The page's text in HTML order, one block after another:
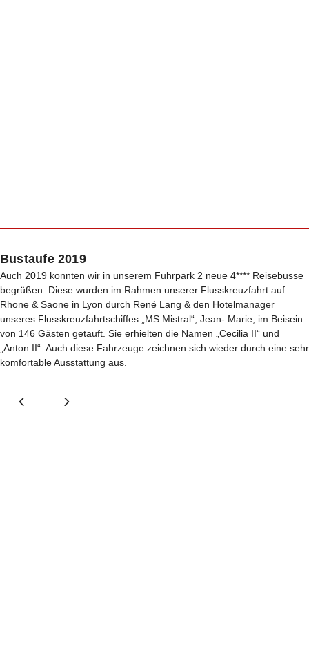
Bustaufe 2019
Auch 2019 konnten wir in unserem Fuhrpark 2 neue 4**** Reisebusse
begrüßen. Diese wurden im Rahmen unserer Flusskreuzfahrt auf
Rhone & Saone in Lyon durch René Lang & den Hotelmanager
unseres Flusskreuzfahrtschiffes „MS Mistral“, Jean- Marie, im Beisein
von 146 Gästen getauft. Sie erhielten die Namen „Cecilia II“ und
„Anton II“. Auch diese Fahrzeuge zeichnen sich wieder durch eine sehr
komfortable Ausstattung aus.